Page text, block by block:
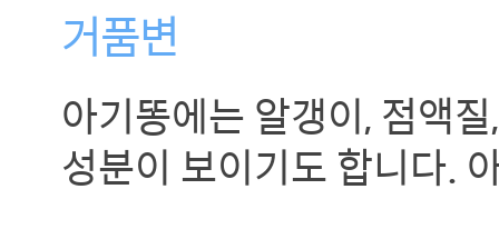
거품변
아기똥에는 알갱이, 점액
성분이 보이기도 합니다.